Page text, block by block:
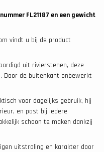
FL21187 en een gewicht
vindt u bij de product
uit rivierstenen, deze
de buitenkant onbewerkt
voor dagelijks gebruik, hij
en past bij iedere
schoon te maken dankzij
uitstraling en karakter door